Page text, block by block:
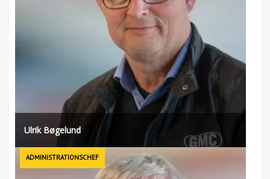
Ulrik Bøgelund
ADMINISTRATIONSCHEF